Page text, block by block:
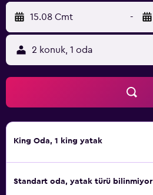
15.08 Cmt -
2 konuk, 1 oda
King Oda, 1 king yatak
Standart oda, yatak türü bilinmiyor